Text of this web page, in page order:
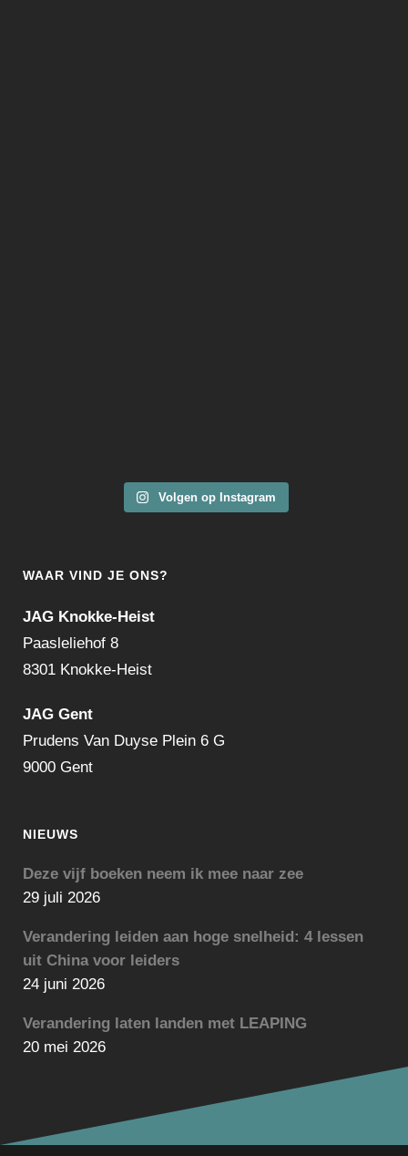
Volgen op Instagram
WAAR VIND JE ONS?
JAG Knokke-Heist
Paasleliehof 8
8301 Knokke-Heist
JAG Gent
Prudens Van Duyse Plein 6 G
9000 Gent
NIEUWS
Deze vijf boeken neem ik mee naar zee
29 juli 2026
Verandering leiden aan hoge snelheid: 4 lessen
uit China voor leiders
24 juni 2026
Verandering laten landen met LEAPING
20 mei 2026